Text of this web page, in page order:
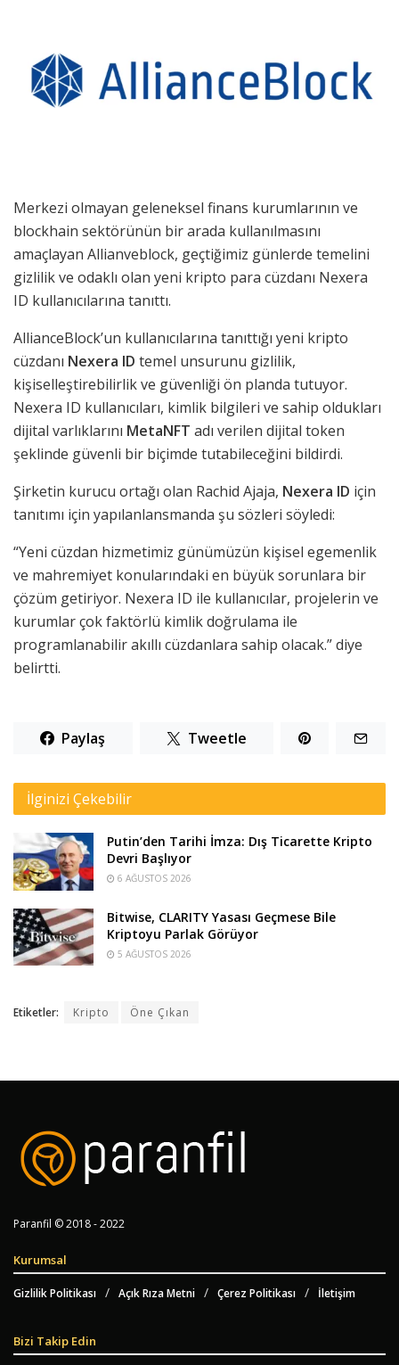
Merkezi olmayan geleneksel finans kurumlarının ve
blockhain sektörünün bir arada kullanılmasını
amaçlayan Allianveblock, geçtiğimiz günlerde temelini
gizlilik ve odaklı olan yeni kripto para cüzdanı Nexera
ID kullanıcılarına tanıttı.
AllianceBlock’un kullanıcılarına tanıttığı yeni kripto
cüzdanı Nexera ID temel unsurunu gizlilik,
kişiselleştirebilirlik ve güvenliği ön planda tutuyor.
Nexera ID kullanıcıları, kimlik bilgileri ve sahip oldukları
dijital varlıklarını MetaNFT adı verilen dijital token
şeklinde güvenli bir biçimde tutabileceğini bildirdi.
Şirketin kurucu ortağı olan Rachid Ajaja, Nexera ID için
tanıtımı için yapılanlansmanda şu sözleri söyledi:
“Yeni cüzdan hizmetimiz günümüzün kişisel egemenlik
ve mahremiyet konularındaki en büyük sorunlara bir
çözüm getiriyor. Nexera ID ile kullanıcılar, projelerin ve
kurumlar çok faktörlü kimlik doğrulama ile
programlanabilir akıllı cüzdanlara sahip olacak.” diye
belirtti.
Paylaş Tweetle
İlginizi Çekebilir
Putin’den Tarihi İmza: Dış Ticarette Kripto
Devri Başlıyor
6 AĞUSTOS 2026
Bitwise, CLARITY Yasası Geçmese Bile
Kriptoyu Parlak Görüyor
5 AĞUSTOS 2026
Etiketler: Kripto Öne Çıkan
Paranfil © 2018 - 2022
Kurumsal
Gizlilik Politikası Açık Rıza Metni Çerez Politikası İletişim
Bizi Takip Edin